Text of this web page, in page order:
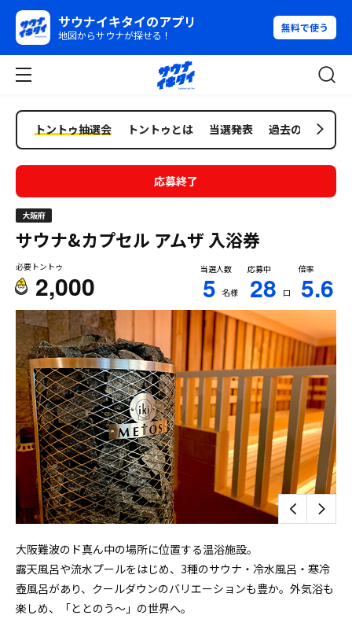
サウナイキタイのアプリ
地図からサウナが探せる！
無料で使う
トントゥ抽選会 トントゥとは 当選発表 過去の抽選会
応募終了
大阪府
サウナ&カプセル アムザ 入浴券
必要トントゥ
2,000
当選人数
5 名様
応募中
28 口
倍率
5.6
⼤阪難波のド真ん中の場所に位置する温浴施設。
露天⾵呂や流⽔プールをはじめ、3種のサウナ・冷水風呂・寒冷
壺風呂があり、クールダウンのバリエーションも豊か。外気浴も
楽しめ、「ととのう～」の世界へ。